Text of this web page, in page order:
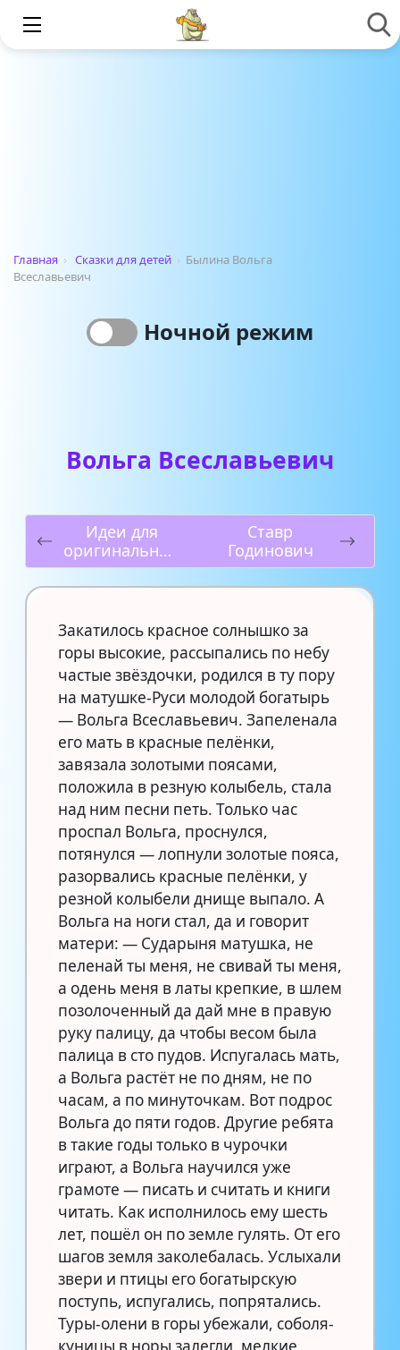
Главная › Сказки для детей › Былина Вольга
Всеславьевич
Ночной режим
Вольга Всеславьевич
Идеи для
оригинальных
осенних
поделок из
Ставр
Годинович
Закатилось красное солнышко за
горы высокие, рассыпались по небу
частые звёздочки, родился в ту пору
на матушке-Руси молодой богатырь
— Вольга Всеславьевич. Запеленала
его мать в красные пелёнки,
завязала золотыми поясами,
положила в резную колыбель, стала
над ним песни петь. Только час
проспал Вольга, проснулся,
потянулся — лопнули золотые пояса,
разорвались красные пелёнки, у
резной колыбели днище выпало. А
Вольга на ноги стал, да и говорит
матери: — Сударыня матушка, не
пеленай ты меня, не свивай ты меня,
а одень меня в латы крепкие, в шлем
позолоченный да дай мне в правую
руку палицу, да чтобы весом была
палица в сто пудов. Испугалась мать,
а Вольга растёт не по дням, не по
часам, а по минуточкам. Вот подрос
Вольга до пяти годов. Другие ребята
в такие годы только в чурочки
играют, а Вольга научился уже
грамоте — писать и считать и книги
читать. Как исполнилось ему шесть
лет, пошёл он по земле гулять. От его
шагов земля заколебалась. Услыхали
звери и птицы его богатырскую
поступь, испугались, попрятались.
Туры-олени в горы убежали, соболя-